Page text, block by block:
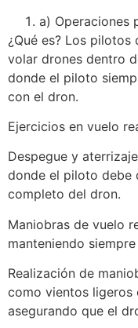
a) Operaciones
¿Qué es? Los
volar drones dentro
donde el piloto
con el dron.
Ejercicios en vuelo
Despegue y
donde el piloto debe
completo del dron.
Maniobras de vuelo
manteniendo
Realización de
como vientos ligeros
asegurando que el